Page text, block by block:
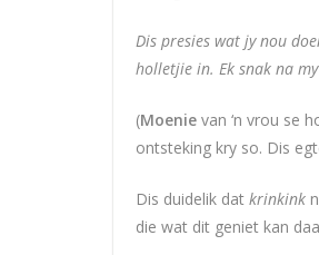
Dis presies wat jy nou
holletjie in. Ek snak na
(Moenie van ‘n vrou se
ontsteking kry so. Dis
Dis duidelik dat krinkink
die wat dit geniet kan